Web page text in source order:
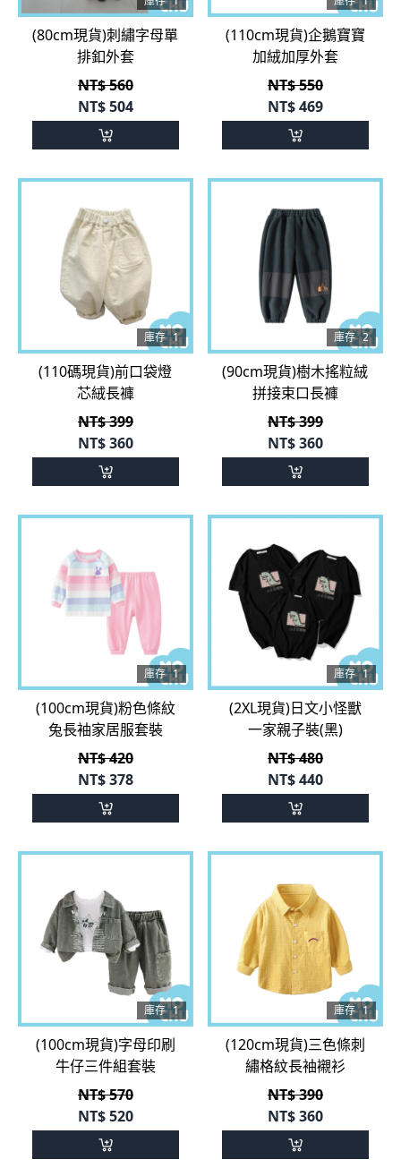
排釦外套
NT$ 560
NT$504
加絨加厚外套
NT$ 550
NT$469
庫存
(110碼現貨)前口袋燈
芯絨長褲
NT$ 399
NT$360
(90cm現貨)樹木搖粒絨
拼接束口長褲
NT$ 399
NT$360
庫存
(100cm現貨)粉色條紋
兔長袖家居服套裝
NT$ 420
NT$378
庫存
(2XL現貨)日文小怪獸
一家親子裝(黑)
NT$ 480
NT$440
庫存
(100cm現貨)字母印刷
牛仔三件組套裝
NT$ 570
NT$520
庫存
(120cm現貨)三色條刺
繡格紋長袖襯衫
NT$ 390
NT$360